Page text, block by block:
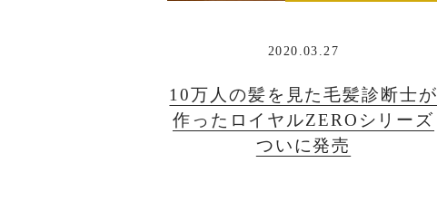
2020.03.27
10万人の髪を見た毛髪診断士が
作ったロイヤルZEROシリーズ
ついに発売